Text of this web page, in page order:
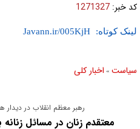
کد خبر: 1271327
لینک کوتاه:
سیاست » اخبار کلی
رهبر معظم انقلاب در دیدار
معتقدم زنان در مسائل زنانه